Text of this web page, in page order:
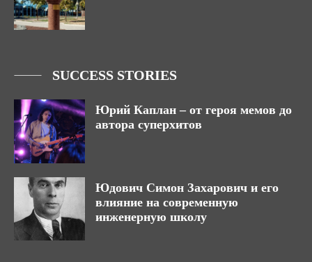
SUCCESS STORIES
Юрий Каплан – от героя мемов до
автора суперхитов
Юдович Симон Захарович и его
влияние на современную
инженерную школу